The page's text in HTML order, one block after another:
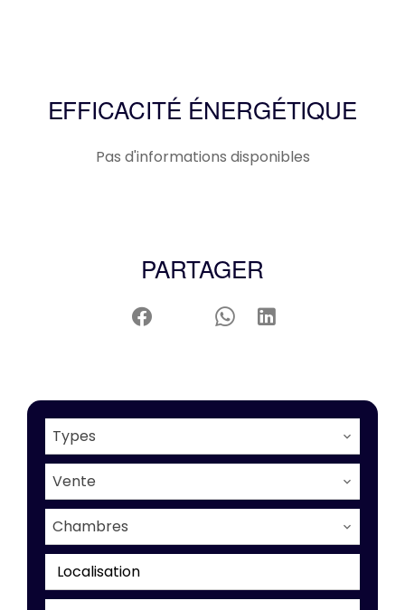
EFFICACITÉ ÉNERGÉTIQUE
Pas d'informations disponibles
PARTAGER
Types
Vente
Chambres
Localisation